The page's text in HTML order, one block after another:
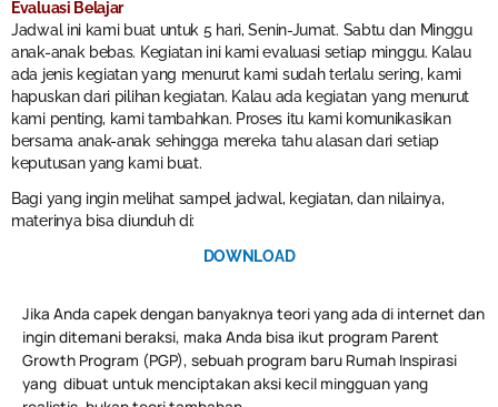
Evaluasi Belajar
Jadwal ini kami buat untuk 5 hari, Senin-Jumat. Sabtu dan Minggu
anak-anak bebas. Kegiatan ini kami evaluasi setiap minggu. Kalau
ada jenis kegiatan yang menurut kami sudah terlalu sering, kami
hapuskan dari pilihan kegiatan. Kalau ada kegiatan yang menurut
kami penting, kami tambahkan. Proses itu kami komunikasikan
bersama anak-anak sehingga mereka tahu alasan dari setiap
keputusan yang kami buat.
Bagi yang ingin melihat sampel jadwal, kegiatan, dan nilainya,
materinya bisa diunduh di:
DOWNLOAD
Jika Anda capek dengan banyaknya teori yang ada di internet dan
ingin ditemani beraksi, maka Anda bisa ikut program Parent
Growth Program (PGP), sebuah program baru Rumah Inspirasi
yang dibuat untuk menciptakan aksi kecil mingguan yang